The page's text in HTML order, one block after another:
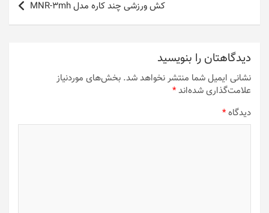
کش ورزشی چند کاره مدل MNR-3mh
دیدگاهتان را بنویسید
نشانی ایمیل شما منتشر نخواهد شد. بخش‌های موردنیاز
علامت‌گذاری شده‌اند*
دیدگاه*